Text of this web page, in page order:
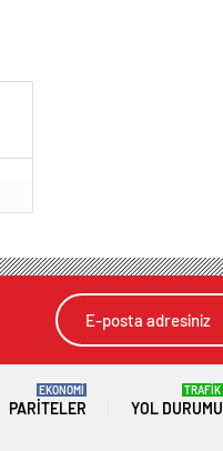
PARITELER
EKONOMİ
YOL DURUMU
TRAFİK